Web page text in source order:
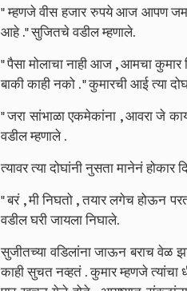
" म्हणजे वीस हजार रुपये आज आपण
आहे ." सुजितचे वडील म्हणाले.
" पैसा मोलाचा नाही आज , आमचा कुमार
बाकी काही नको . " कुमारची आई त्या
" जरा सांभाळा एकमेकांना , आवरा जे
वडील म्हणाले .
त्यावर त्या दोघांनी नुसता मानेनं होकार
" बरं , मी निघतो , तयार लगेच होऊन
वडील घरी जायला निघाले.
सुजीतच्या वडिलांना जाऊन बराच वेळ
काही सुचत नव्हतं . कुमार म्हणजे त्यांचा